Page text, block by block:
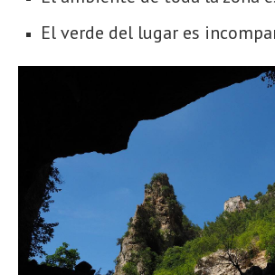
El verde del lugar es